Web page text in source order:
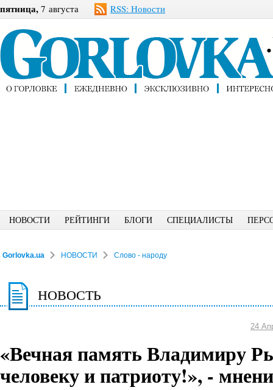
пятница, 7 августа RSS: Новости
НОВОСТИ РЕЙТИНГИ БЛОГИ СПЕЦИАЛИСТЫ
Gorlovka.ua НОВОСТИ Слово - народу
НОВОСТЬ
24
«Вечная память Владимиру
человеку и патриоту!», -